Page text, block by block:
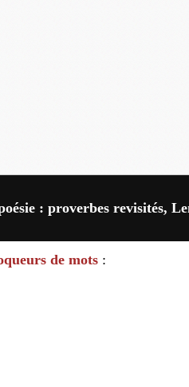
: proverbes revisités,
de mots :